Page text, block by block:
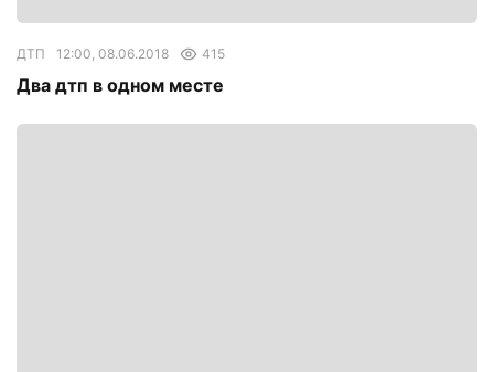
ДТП 12:00, 08.06.2018 415
Два дтп в одном месте